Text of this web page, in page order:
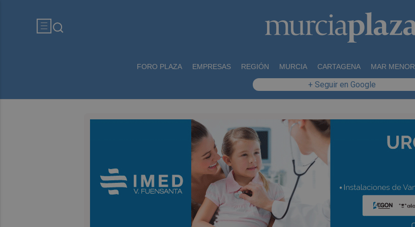
FORO PLAZA EMPRESAS REGIÓN MURCIA CARTAGENA MAR MENOR
+ Seguir en Google